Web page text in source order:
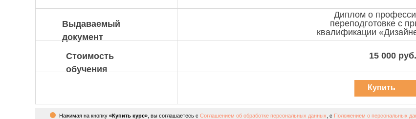
Выдаваемый
документ
Стоимость
обучения
Диплом о
переподготовке с
квалификации
15 000 руб.
Купить
курс
Нажимая на кнопку «Купить курс» , вы соглашаетесь с Соглашением об обработке персональных данных , с Положением о персональных